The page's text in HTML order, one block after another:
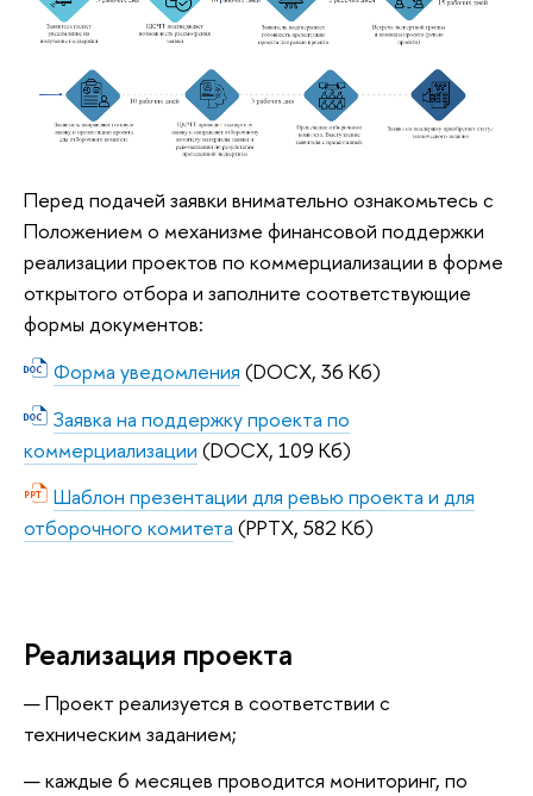
Перед подачей заявки внимательно ознакомьтесь с
Положением о механизме финансовой поддержки
реализации проектов по коммерциализации в форме
открытого отбора и заполните соответствующие
формы документов:
Форма уведомления (DOCX, 36 Кб)
Заявка на поддержку проекта по
коммерциализации (DOCX, 109 Кб)
Шаблон презентации для ревью проекта и для
отборочного комитета (PPTX, 582 Кб)
Реализация проекта
Проект реализуется в соответствии с
техническим заданием;
каждые 6 месяцев проводится мониторинг, по